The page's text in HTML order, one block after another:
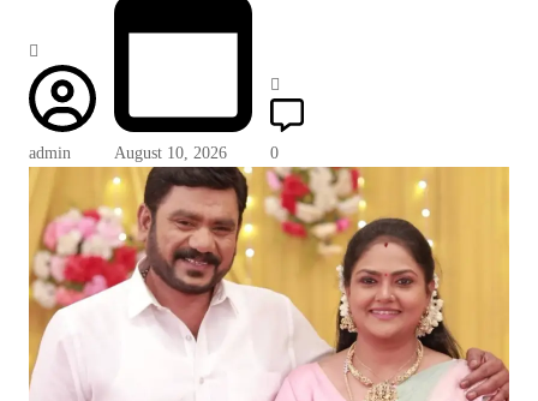
admin August 10, 2026 0